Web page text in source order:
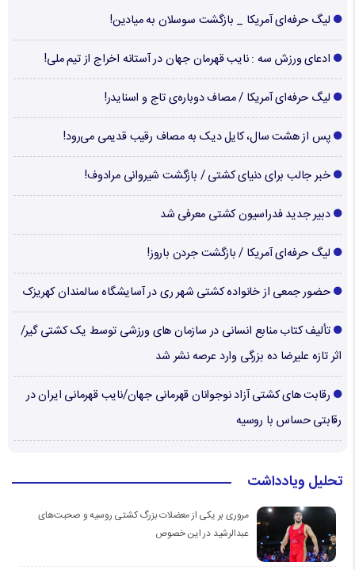
لیگ حرفه‌ای آمریکا _ بازگشت سوسلان به میادین!
ادعای ورزش سه : نایب قهرمان جهان در آستانه اخراج از تیم ملی!
لیگ حرفه‌ای آمریکا / مصاف دوباره‌ی تاج و اسنایدر!
پس از هشت سال، کایل دیک به مصاف رقیب قدیمی می‌رود!
خبر جالب برای دنیای کشتی / بازگشت شیروانی مرادوف!
دبیر جدید فدراسیون کشتی معرفی شد
لیگ حرفه‌ای آمریکا / بازگشت جردن باروز!
حضور جمعی از خانواده کشتی شهر ری در آسایشگاه سالمندان کهریزک
تألیف کتاب منابع انسانی در سازمان های ورزشی توسط یک کشتی گیر/
اثر تازه علیرضا ده بزرگی وارد عرصه نشر شد
رقابت های کشتی آزاد نوجوانان قهرمانی جهان/نایب قهرمانی ایران در
رقابتی حساس با روسیه
تحلیل ویادداشت
مروری بر یکی از معضلات بزرگ کشتی روسیه و صحبت‌های
عبدالرشید در این خصوص